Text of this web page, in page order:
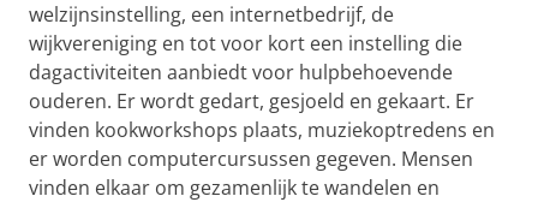
welzijnsinstelling, een internetbedrijf, de
wijkvereniging en tot voor kort een instelling die
dagactiviteiten aanbiedt voor hulpbehoevende
ouderen. Er wordt gedart, gesjoeld en gekaart. Er
vinden kookworkshops plaats, muziekoptredens en
er worden computercursussen gegeven. Mensen
vinden elkaar om gezamenlijk te wandelen en